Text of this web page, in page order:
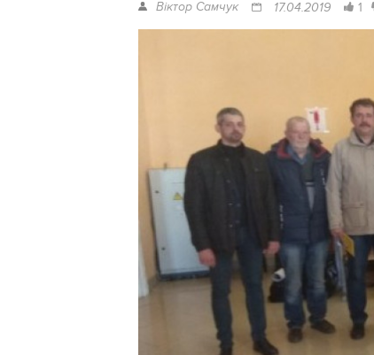
Віктор Самчук 17.04.2019 1